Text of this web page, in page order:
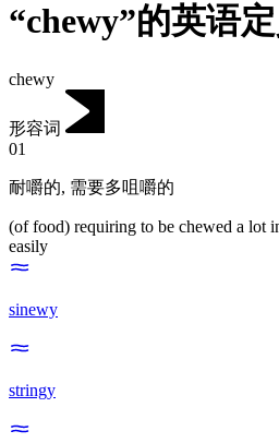
“chewy”的英语
chewy
形容词
01
耐嚼的, 需要多咀嚼的
(of food) requiring to be chewed a lot
easily
sinewy
stringy